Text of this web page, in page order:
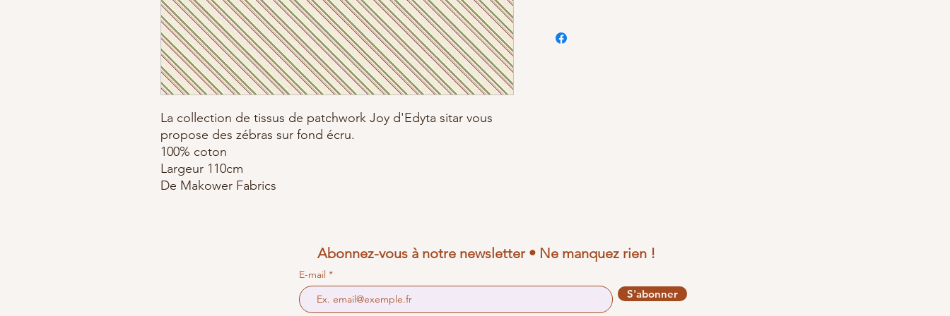
La collection de tissus de patchwork Joy d'Edyta sitar vous
propose des zébras sur fond écru.
100% coton
Largeur 110cm
De Makower Fabrics
Abonnez-vous à notre newsletter • Ne manquez rien !
E-mail
S'abonner